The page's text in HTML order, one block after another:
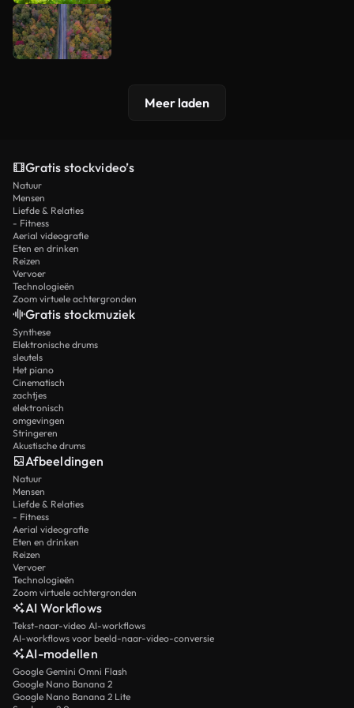
Meer laden
Gratis stockvideo’s
Natuur
Mensen
Liefde & Relaties
- Fitness
Aerial videografie
Eten en drinken
Reizen
Vervoer
Technologieën
Zoom virtuele achtergronden
Gratis stockmuziek
Synthese
Elektronische drums
sleutels
Het piano
Cinematisch
zachtjes
elektronisch
omgevingen
Stringeren
Akustische drums
Afbeeldingen
Natuur
Mensen
Liefde & Relaties
- Fitness
Aerial videografie
Eten en drinken
Reizen
Vervoer
Technologieën
Zoom virtuele achtergronden
AI Workflows
Tekst-naar-video AI-workflows
AI-workflows voor beeld-naar-video-conversie
AI-modellen
Google Gemini Omni Flash
Google Nano Banana 2
Google Nano Banana 2 Lite